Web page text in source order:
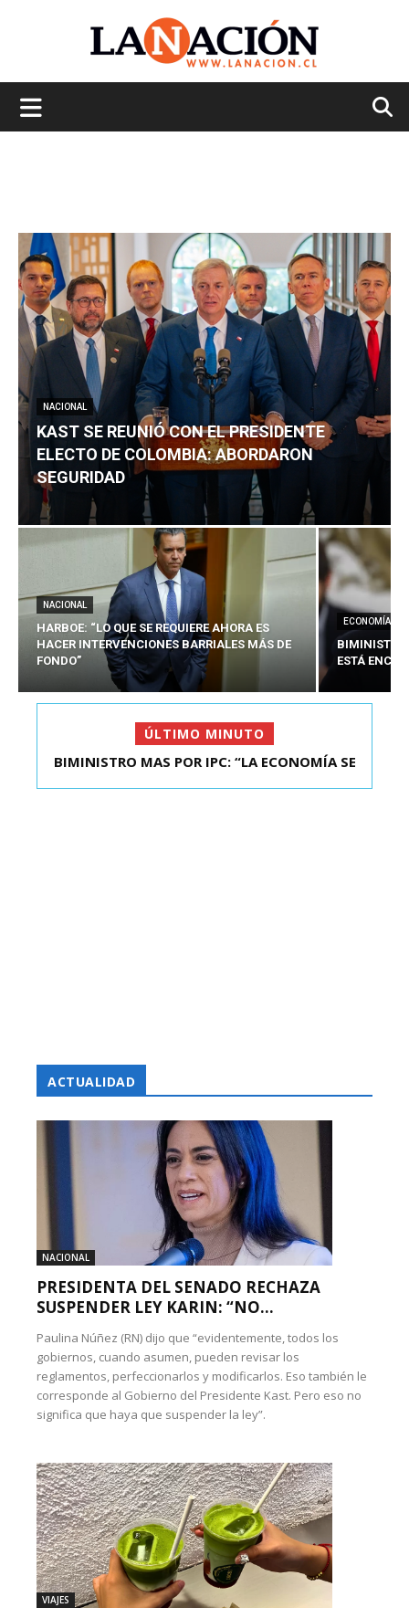
NACIONAL
KAST SE REUNIÓ CON EL PRESIDENTE
ELECTO DE COLOMBIA: ABORDARON
SEGURIDAD
NACIONAL
HARBOE: “LO QUE SE REQUIERE AHORA ES
HACER INTERVENCIONES BARRIALES MÁS DE
FONDO”
ECONOMÍA
BIMINISTRO
ESTÁ
ÚLTIMO MINUTO
KAST SE REUNIÓ CON EL PRESIDENTE ELECTO DE
BIMINISTRO MAS POR IPC: “LA ECONOMÍA SE
ACTUALIDAD
NACIONAL
PRESIDENTA DEL SENADO RECHAZA
SUSPENDER LEY KARIN: “NO...
Paulina Núñez (RN) dijo que “evidentemente, todos los
gobiernos, cuando asumen, pueden revisar los
reglamentos, perfeccionarlos y modificarlos. Eso también le
corresponde al Gobierno del Presidente Kast. Pero eso no
significa que haya que suspender la ley”.
VIAJES